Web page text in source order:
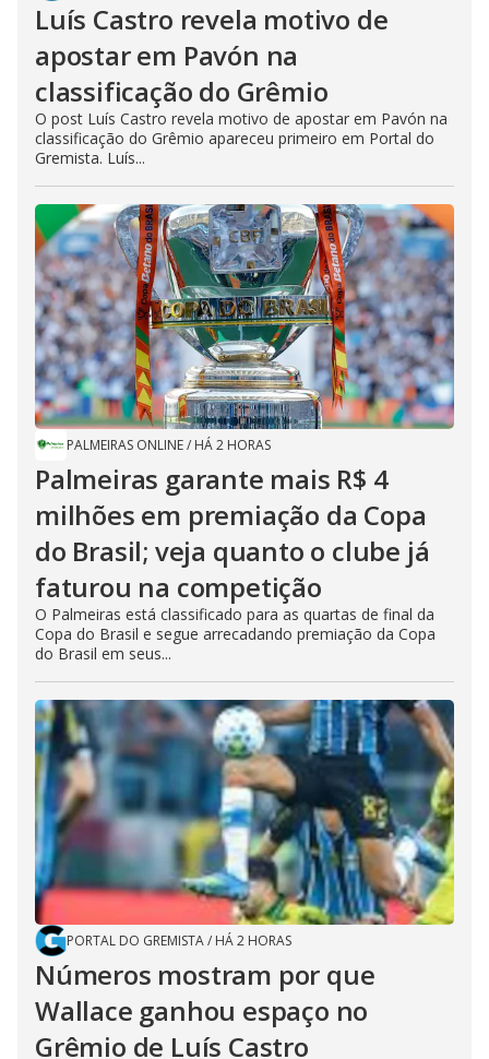
Luís Castro revela motivo de
apostar em Pavón na
classificação do Grêmio
O post Luís Castro revela motivo de apostar em Pavón na
classificação do Grêmio apareceu primeiro em Portal do
Gremista. Luís...
PALMEIRAS ONLINE/ HÁ 2 HORAS
Palmeiras garante mais R$ 4
milhões em premiação da Copa
do Brasil; veja quanto o clube já
faturou na competição
O Palmeiras está classificado para as quartas de final da
Copa do Brasil e segue arrecadando premiação da Copa
do Brasil em seus...
PORTAL DO GREMISTA/ HÁ 2 HORAS
Números mostram por que
Wallace ganhou espaço no
Grêmio de Luís Castro